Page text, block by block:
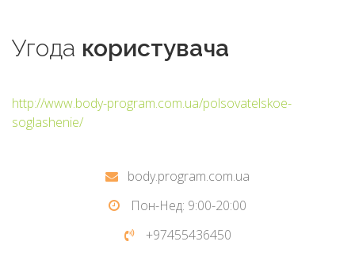
Угода користувача
http://www.body-program.com.ua/polsovatelskoe-
soglashenie/
body.program.com.ua
Пон-Нед: 9:00-20:00
+97455436450